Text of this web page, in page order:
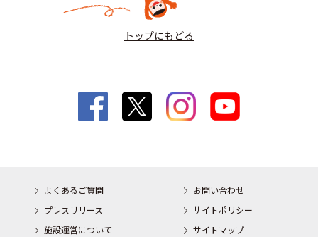
トップにもどる
よくあるご質問
お問い合わせ
プレスリリース
サイトポリシー
施設運営について
サイトマップ